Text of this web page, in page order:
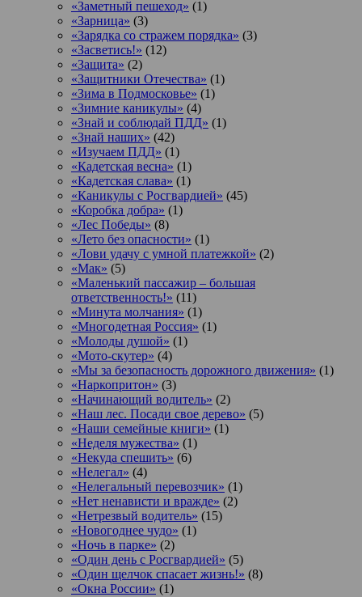
«Заметный пешеход» (1)
«Зарница» (3)
«Зарядка со стражем порядка» (3)
«Засветись!» (12)
«Защита» (2)
«Защитники Отечества» (1)
«Зима в Подмосковье» (1)
«Зимние каникулы» (4)
«Знай и соблюдай ПДД» (1)
«Знай наших» (42)
«Изучаем ПДД» (1)
«Кадетская весна» (1)
«Кадетская слава» (1)
«Каникулы с Росгвардией» (45)
«Коробка добра» (1)
«Лес Победы» (8)
«Лето без опасности» (1)
«Лови удачу с умной платежкой» (2)
«Мак» (5)
«Маленький пассажир – большая
ответственность!» (11)
«Минута молчания» (1)
«Многодетная Россия» (1)
«Молоды душой» (1)
«Мото-скутер» (4)
«Мы за безопасность дорожного движения» (1)
«Наркопритон» (3)
«Начинающий водитель» (2)
«Наш лес. Посади свое дерево» (5)
«Наши семейные книги» (1)
«Неделя мужества» (1)
«Некуда спешить» (6)
«Нелегал» (4)
«Нелегальный перевозчик» (1)
«Нет ненависти и вражде» (2)
«Нетрезвый водитель» (15)
«Новогоднее чудо» (1)
«Ночь в парке» (2)
«Один день с Росгвардией» (5)
«Один щелчок спасает жизнь!» (8)
«Окна России» (1)